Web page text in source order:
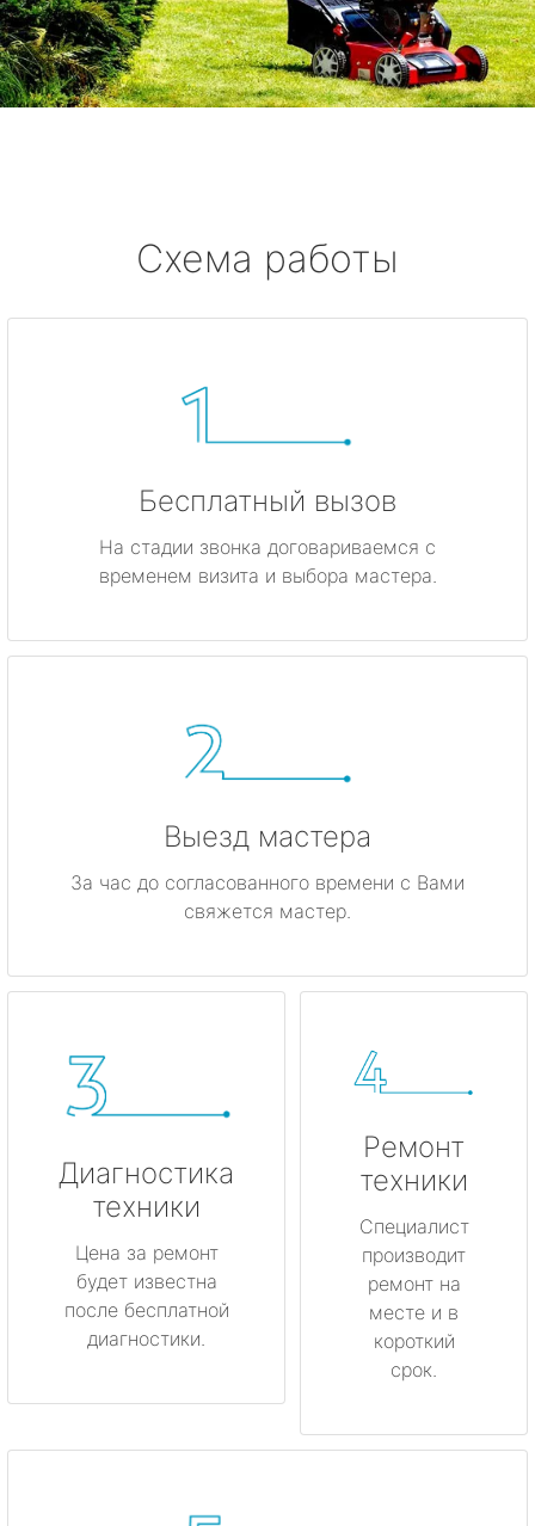
Схема работы
Бесплатный вызов
На стадии звонка договариваемся с
временем визита и выбора мастера.
Выезд мастера
За час до согласованного времени с Вами
свяжется мастер.
Диагностика
техники
Цена за ремонт
будет известна
после бесплатной
диагностики.
Ремонт
техники
Специалист
производит
ремонт на
месте и в
короткий
срок.